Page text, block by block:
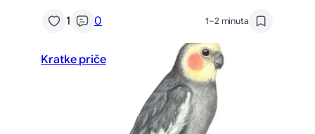
1 0 1–2 minuta
Kratke priče